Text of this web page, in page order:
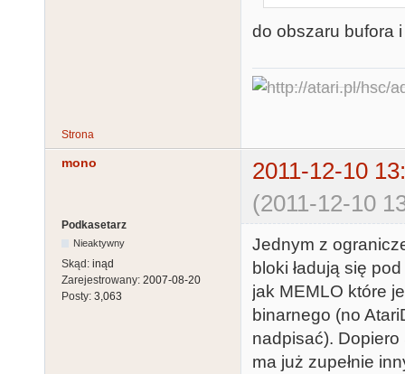
do obszaru bufora
Strona
mono
2011-12-10
(2011-12-10
Podkasetarz
Nieaktywny
Skąd: inąd
Zarejestrowany: 2007-08-20
Posty: 3,063
Jednym z
bloki ładują się
jak MEMLO które
binarnego (no
nadpisać). Dopiero
ma już zupełnie